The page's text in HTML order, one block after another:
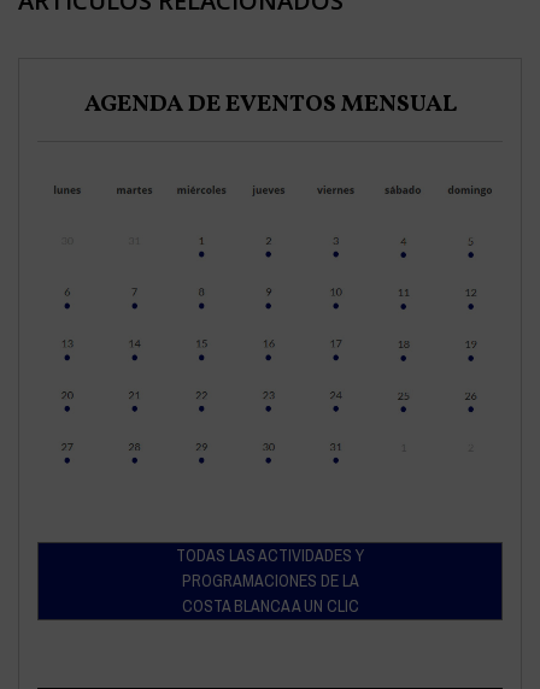
AGENDA DE EVENTOS MENSUAL
TODAS LAS ACTIVIDADES Y
PROGRAMACIONES DE LA
COSTA BLANCA A UN CLIC